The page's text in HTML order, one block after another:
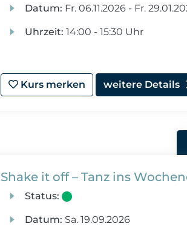
Datum: Fr.06.11.2026 - Fr.
Uhrzeit: 14:00 - 15:30 Uhr
Kurs merken weitere Details
Shake it off – Tanz ins
Status:
Datum: Sa.19.09.2026